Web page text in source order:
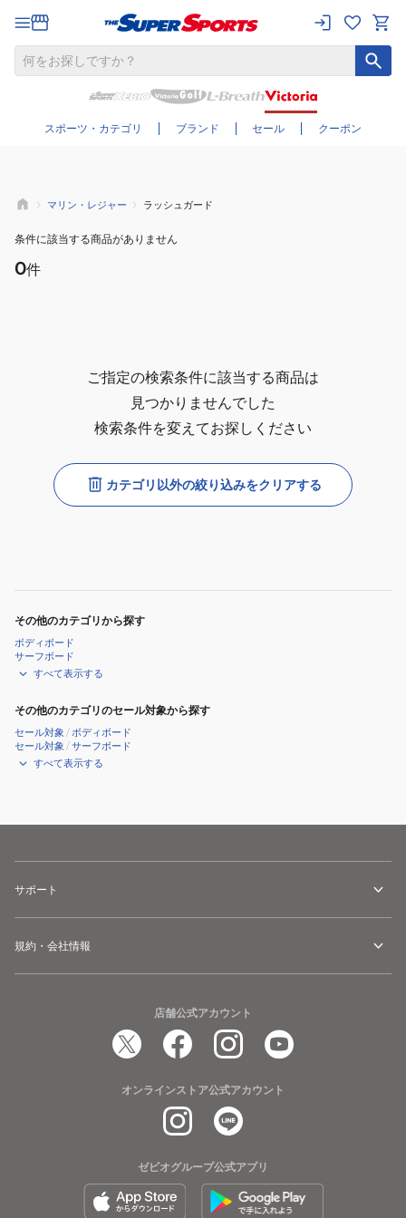
スポーツ・カテゴリ ブランド セール クーポン
さらに絞り込む
マリン・レジャー ラッシュガード
条件に該当する商品がありません
0件
ご指定の検索条件に該当する商品は
見つかりませんでした
検索条件を変えてお探しください
カテゴリ以外の絞り込みをクリアする
その他のカテゴリから探す
ボディボード
サーフボード
すべて表示する
その他のカテゴリのセール対象から探す
セール対象 /ボディボード
セール対象 /サーフボード
すべて表示する
サポート
規約・会社情報
店舗公式アカウント
オンラインストア公式アカウント
ゼビオグループ公式アプリ